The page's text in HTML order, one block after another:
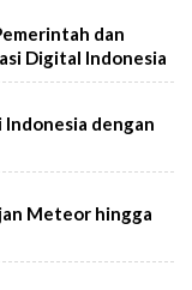
dan
Digital Indonesia
dengan
Meteor hingga